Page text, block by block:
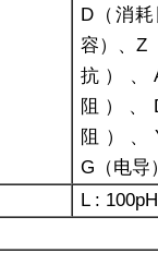
D（消
容）、Z
抗）、
阻）、
阻）、
G（电导
L :